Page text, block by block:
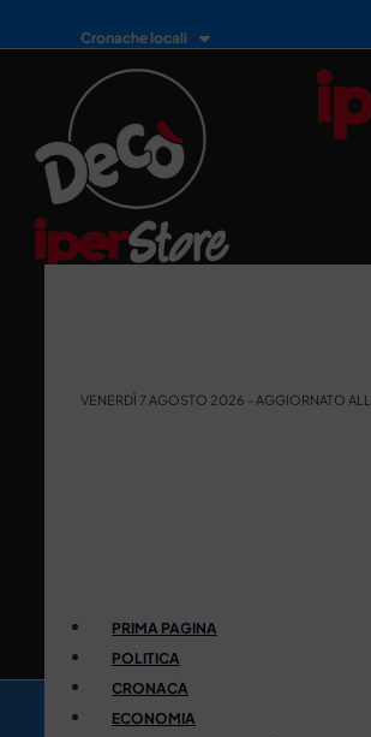
Cronache locali
VENERDÌ 7 AGOSTO 2026 - AGGIORNATO
PRIMA PAGINA
POLITICA
CRONACA
ECONOMIA